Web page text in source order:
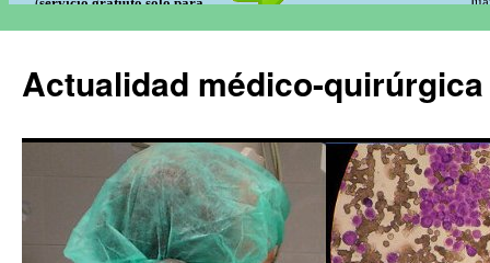
Actualidad médico-